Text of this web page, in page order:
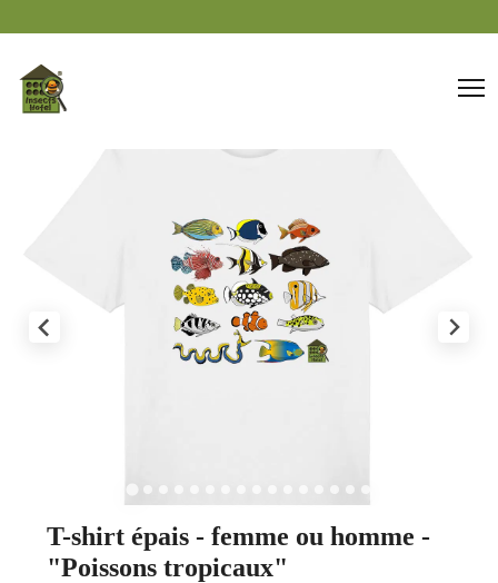
T-shirt épais - femme ou homme -
"Poissons tropicaux"